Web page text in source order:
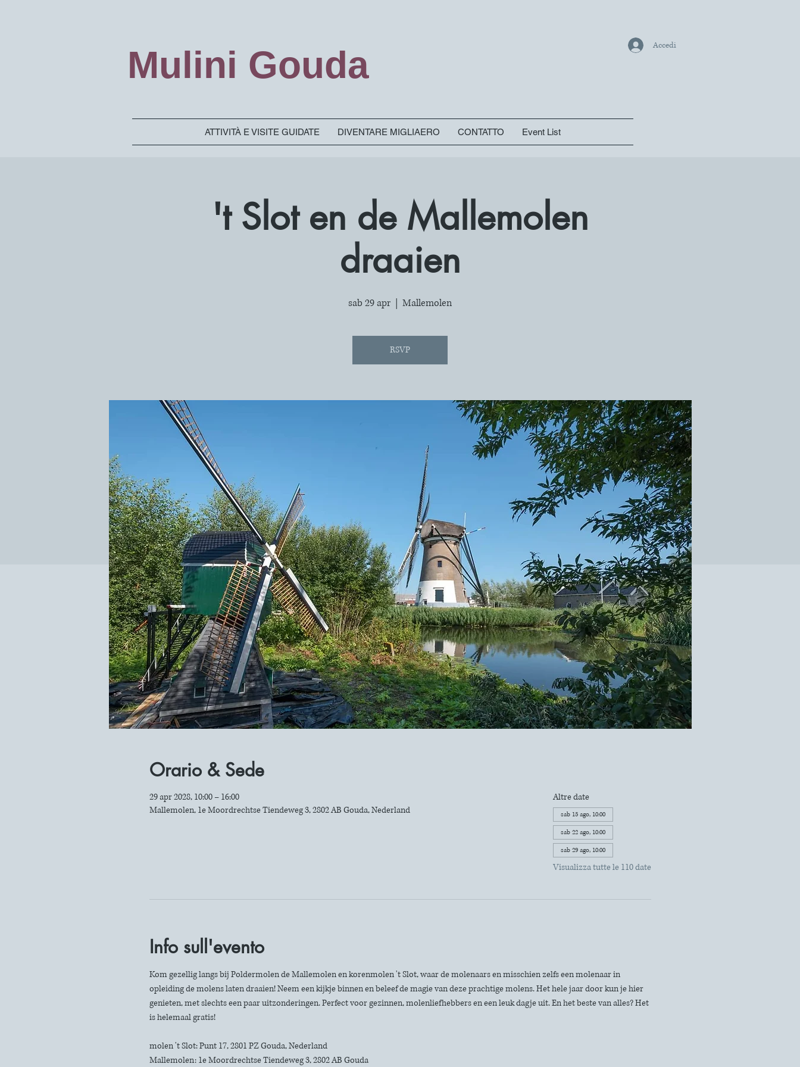
Mulini Gouda Accedi
ATTIVITÀ E VISITE GUIDATE DIVENTARE MIGLIAERO CONTATTO Event List
't Slot en de Mallemolen
draaien
sab 29 apr Mallemolen
RSVP
Orario & Sede
29 apr 2028, 10:00 – 16:00
Mallemolen, 1e Moordrechtse Tiendeweg 3, 2802 AB Gouda, Nederland
Altre date
sab 15 ago, 10:00
sab 22 ago, 10:00
sab 29 ago, 10:00
Visualizza tutte le 110 date
Info sull'evento
Kom gezellig langs bij Poldermolen de Mallemolen en korenmolen 't Slot, waar de molenaars en misschien zelfs een molenaar in
opleiding de molens laten draaien! Neem een kijkje binnen en beleef de magie van deze prachtige molens. Het hele jaar door kun je hier
genieten, met slechts een paar uitzonderingen. Perfect voor gezinnen, molenliefhebbers en een leuk dagje uit. En het beste van alles? Het
is helemaal gratis!
molen 't Slot: Punt 17, 2801 PZ Gouda, Nederland
Mallemolen: 1e Moordrechtse Tiendeweg 3, 2802 AB Gouda